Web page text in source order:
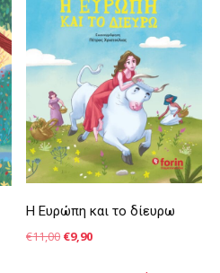
Η Ευρώπη και το δίευρω
€11,00 Original
€9,90Η